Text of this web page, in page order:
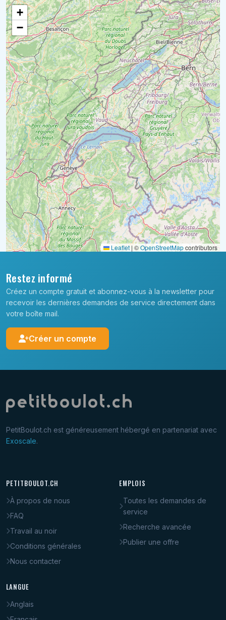
+
−
Leaflet | ©OpenStreetMapcontributors
Restez informé
Créez un compte gratuit et abonnez-vous à la newsletter pour
recevoir les dernières demandes de service directement dans
votre boîte mail.
Créer un compte
PetitBoulot.ch est généreusement hébergé en partenariat avec
Exoscale.
PETITBOULOT.CH
À propos de nous
FAQ
Travail au noir
Conditions générales
Nous contacter
EMPLOIS
Toutes les demandes de
service
Recherche avancée
Publier une offre
LANGUE
Anglais